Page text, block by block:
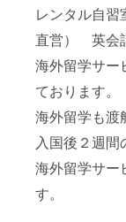
レンタル自
直営） 英会
海外留学サー
ております。
海外留学も渡
入国後２週
海外留学サー
す。